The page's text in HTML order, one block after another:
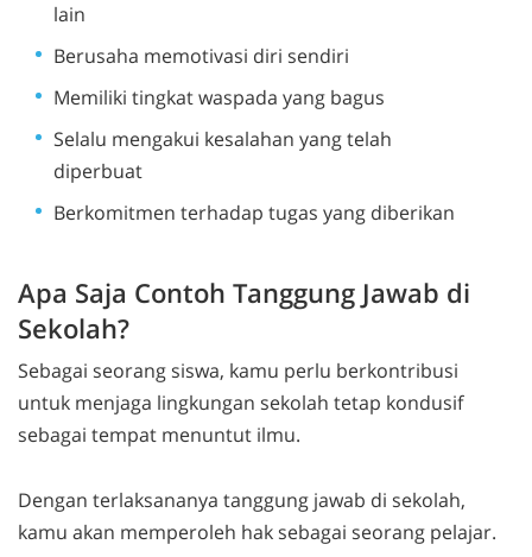
lain
Berusaha memotivasi diri sendiri
Memiliki tingkat waspada yang bagus
Selalu mengakui kesalahan yang telah
diperbuat
Berkomitmen terhadap tugas yang diberikan
Apa Saja Contoh Tanggung Jawab di
Sekolah?
Sebagai seorang siswa, kamu perlu berkontribusi
untuk menjaga lingkungan sekolah tetap kondusif
sebagai tempat menuntut ilmu.
Dengan terlaksananya tanggung jawab di sekolah,
kamu akan memperoleh hak sebagai seorang pelajar.